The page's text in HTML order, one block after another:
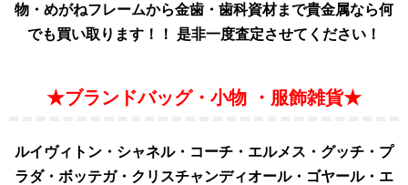
物・めがねフレームから金歯・歯科資材まで貴金属なら何
でも買い取ります！！ 是非一度査定させてください！
★ブランドバッグ・小物 ・服飾雑貨★
ルイヴィトン・シャネル・コーチ・エルメス・グッチ・プ
ラダ・ボッテガ・クリスチャンディオール・ゴヤール・エ